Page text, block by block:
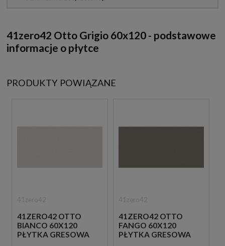
41zero42 Otto Grigio 60x120 - podstawowe
informacje o płytce
PRODUKTY POWIĄZANE
41ZERO42 OTTO
BIANCO 60X120
PŁYTKA GRESOWA
41ZERO42 OTTO
FANGO 60X120
PŁYTKA GRESOWA